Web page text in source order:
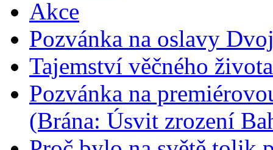
Akce
Pozvánka na oslavy
Tajemství věčného života
Pozvánka na
(Brána: Úsvit zrození